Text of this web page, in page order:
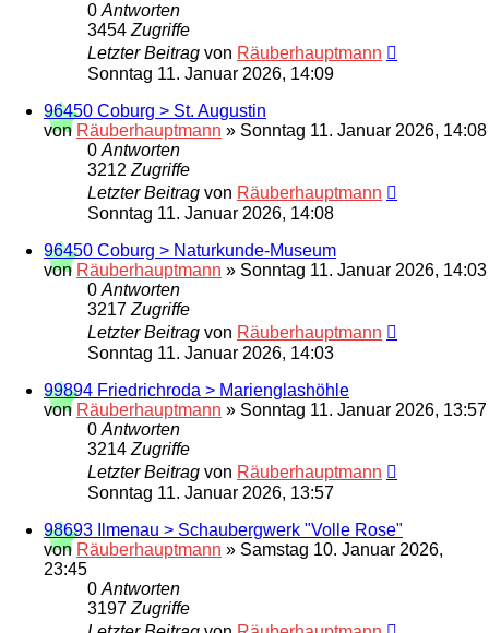
0 Antworten
3454 Zugriffe
Letzter Beitrag von Räuberhauptmann
Sonntag 11. Januar 2026, 14:09
96450 Coburg > St. Augustin
von Räuberhauptmann » Sonntag 11. Januar 2026, 14:08
0 Antworten
3212 Zugriffe
Letzter Beitrag von Räuberhauptmann
Sonntag 11. Januar 2026, 14:08
96450 Coburg > Naturkunde-Museum
von Räuberhauptmann » Sonntag 11. Januar 2026, 14:03
0 Antworten
3217 Zugriffe
Letzter Beitrag von Räuberhauptmann
Sonntag 11. Januar 2026, 14:03
99894 Friedrichroda > Marienglashöhle
von Räuberhauptmann » Sonntag 11. Januar 2026, 13:57
0 Antworten
3214 Zugriffe
Letzter Beitrag von Räuberhauptmann
Sonntag 11. Januar 2026, 13:57
98693 Ilmenau > Schaubergwerk "Volle Rose"
von Räuberhauptmann » Samstag 10. Januar 2026,
23:45
0 Antworten
3197 Zugriffe